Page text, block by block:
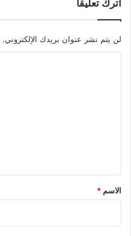
اترك تعليقاً
لن يتم نشر عنوان بريدك الإلكتروني.
*
الاسم *